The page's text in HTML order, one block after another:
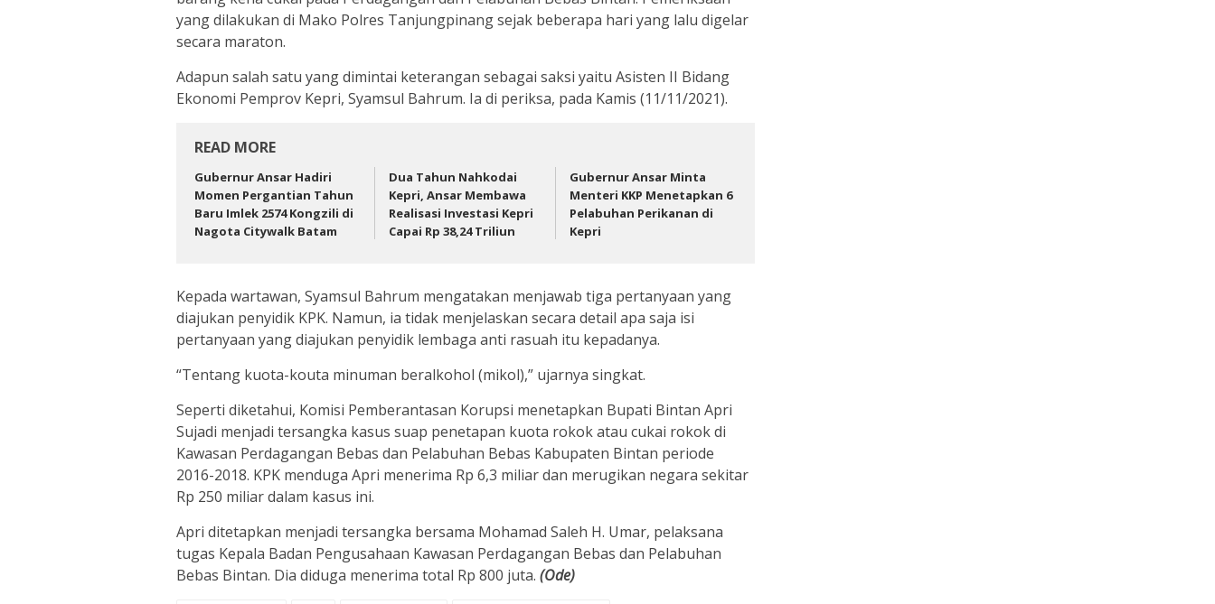
yang dilakukan di Mako Polres Tanjungpinang sejak beberapa hari yang lalu digelar
secara maraton.
Adapun salah satu yang dimintai keterangan sebagai saksi yaitu Asisten II Bidang
Ekonomi Pemprov Kepri, Syamsul Bahrum. Ia di periksa, pada Kamis (11/11/2021).
READ MORE
Gubernur Ansar Hadiri
Momen Pergantian Tahun
Baru Imlek 2574 Kongzili di
Nagota Citywalk Batam
Dua Tahun Nahkodai
Kepri, Ansar Membawa
Realisasi Investasi Kepri
Capai Rp 38,24 Triliun
Gubernur Ansar Minta
Menteri KKP Menetapkan 6
Pelabuhan Perikanan di
Kepri
Kepada wartawan, Syamsul Bahrum mengatakan menjawab tiga pertanyaan yang
diajukan penyidik KPK. Namun, ia tidak menjelaskan secara detail apa saja isi
pertanyaan yang diajukan penyidik lembaga anti rasuah itu kepadanya.
“Tentang kuota-kouta minuman beralkohol (mikol),” ujarnya singkat.
Seperti diketahui, Komisi Pemberantasan Korupsi menetapkan Bupati Bintan Apri
Sujadi menjadi tersangka kasus suap penetapan kuota rokok atau cukai rokok di
Kawasan Perdagangan Bebas dan Pelabuhan Bebas Kabupaten Bintan periode
2016-2018. KPK menduga Apri menerima Rp 6,3 miliar dan merugikan negara sekitar
Rp 250 miliar dalam kasus ini.
Apri ditetapkan menjadi tersangka bersama Mohamad Saleh H. Umar, pelaksana
tugas Kepala Badan Pengusahaan Kawasan Perdagangan Bebas dan Pelabuhan
Bebas Bintan. Dia diduga menerima total Rp 800 juta. (Ode)